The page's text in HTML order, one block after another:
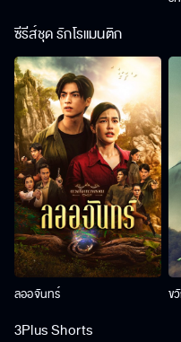
ซีรีส์ชุด รักโรแมนติก
ลออจันทร์ ข
3Plus Shorts